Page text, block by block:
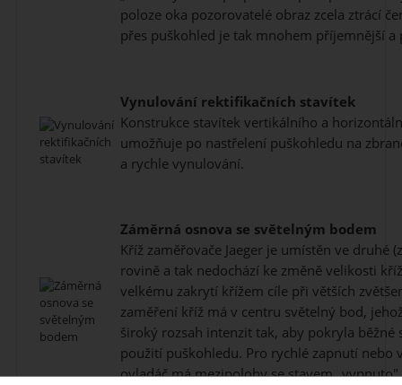
poloze oka pozorovatelé obraz zcela ztrácí
přes puškohled je tak mnohem příjemnější a
Vynulování rektifikačních stavítek
Konstrukce stavítek vertikálního a
umožňuje po nastřelení puškohledu na
a rychle vynulování.
Záměrná osnova se světelným bodem
Kříž zaměřovače Jaeger je umístěn ve druhé
rovině a tak nedochází ke změně velikosti
velkému zakrytí křížem cíle při větších
zaměření kříž má v centru světelný bod,
široký rozsah intenzit tak, aby pokryla běžné
použití puškohledu. Pro rychlé zapnutí nebo
ovladáč má mezipolohy se stavem „vypnuto".